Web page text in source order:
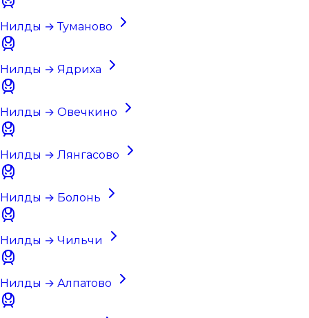
Нилды → Туманово
Нилды → Ядриха
Нилды → Овечкино
Нилды → Лянгасово
Нилды → Болонь
Нилды → Чильчи
Нилды → Алпатово